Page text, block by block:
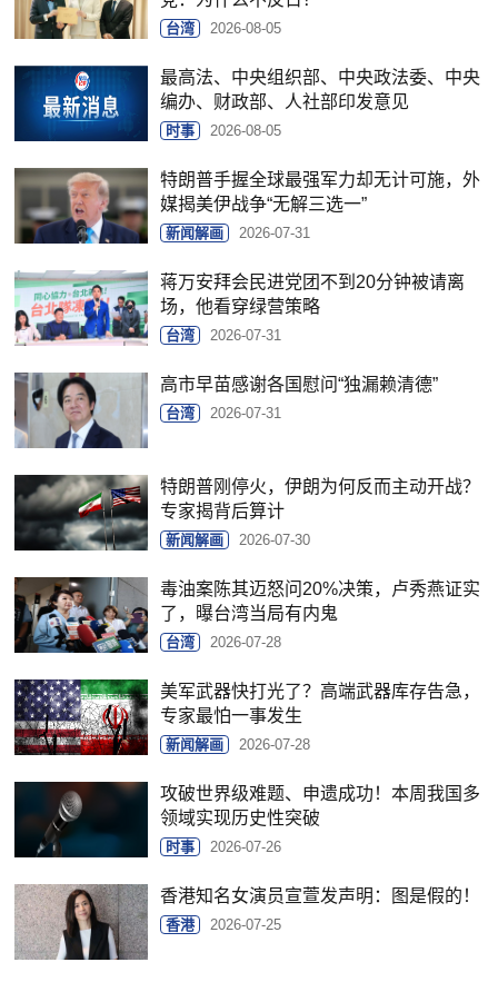
台湾 2026-08-05
最高法、中央组织部、中央政法委、中央
编办、财政部、人社部印发意见
时事 2026-08-05
特朗普手握全球最强军力却无计可施，外
媒揭美伊战争“无解三选一”
新闻解画 2026-07-31
蒋万安拜会民进党团不到20分钟被请离
场，他看穿绿营策略
台湾 2026-07-31
高市早苗感谢各国慰问“独漏赖清德”
台湾 2026-07-31
特朗普刚停火，伊朗为何反而主动开战？
专家揭背后算计
新闻解画 2026-07-30
毒油案陈其迈怒问20%决策，卢秀燕证实
了，曝台湾当局有内鬼
台湾 2026-07-28
美军武器快打光了？高端武器库存告急，
专家最怕一事发生
新闻解画 2026-07-28
攻破世界级难题、申遗成功！本周我国多
领域实现历史性突破
时事 2026-07-26
香港知名女演员宣萱发声明：图是假的！
香港 2026-07-25